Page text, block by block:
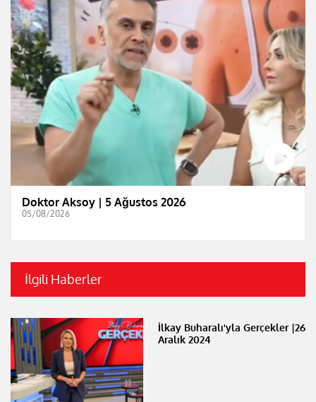
Doktor Aksoy | 5 Ağustos 2026
05/08/2026
İlgili Haberler
İlkay Buharalı'yla Gerçekler |26
Aralık 2024